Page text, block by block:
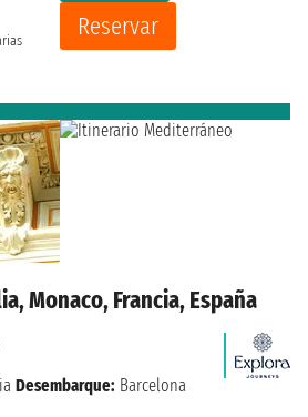
Reservar
Monaco, Francia, España
Desembarque: Barcelona